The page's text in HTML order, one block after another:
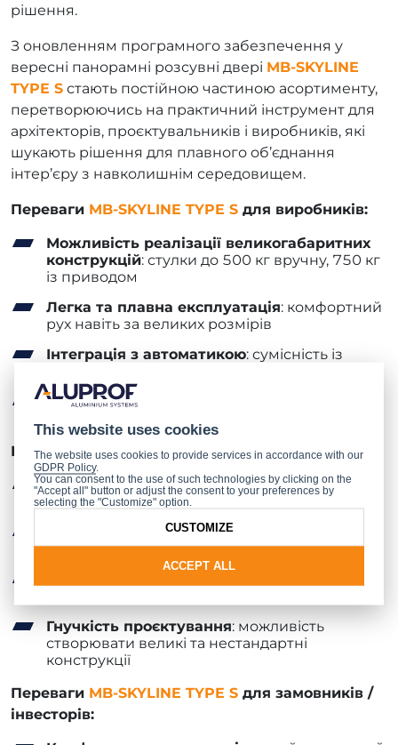
рішення.
З оновленням програмного забезпечення у
вересні панорамні розсувні двері MB-SKYLINE
TYPE S стають постійною частиною асортименту,
перетворюючись на практичний інструмент для
архітекторів, проєктувальників і виробників, які
шукають рішення для плавного об’єднання
інтер’єру з навколишнім середовищем.
Переваги MB-SKYLINE TYPE S для виробників:
Можливість реалізації великогабаритних
конструкцій: стулки до 500 кг вручну, 750 кг
із приводом
Легка та плавна експлуатація: комфортний
рух навіть за великих розмірів
Інтеграція з автоматикою: сумісність із
Перевірена система
ПеревагиMB-SKYLINE TYPE Sдля архітекторів:
Преміальний дизайн: мінімалістичний,
сучасний вигляд, що привертає увагу
Світлі простори: майже непомітна межа між
інтер’єром і екстер’єром
Гнучкість проєктування: можливість
створювати великі та нестандартні
конструкції
Переваги MB-SKYLINE TYPE S для замовників /
інвесторів:
This website uses cookies
The website uses cookies to provide services in accordance with our
GDPR Policy.
You can consent to the use of such technologies by clicking on the
"Accept all" button or adjust the consent to your preferences by
selecting the "Customize" option.
ACCEPT ALL
CUSTOMIZE